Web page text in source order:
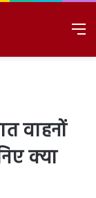
वाहनों
क्या